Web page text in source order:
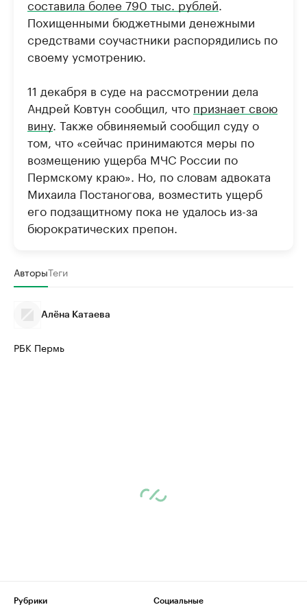
составила более 790 тыс. рублей.
Похищенными бюджетными денежными
средствами соучастники распорядились по
своему усмотрению.
11 декабря в суде на рассмотрении дела
Андрей Ковтун сообщил, что признает свою
вину. Также обвиняемый сообщил суду о
том, что «сейчас принимаются меры по
возмещению ущерба МЧС России по
Пермскому краю». Но, по словам адвоката
Михаила Постаногова, возместить ущерб
его подзащитному пока не удалось из-за
бюрократических препон.
АвторыТеги
Алёна Катаева
РБК Пермь
Рубрики
Социальные